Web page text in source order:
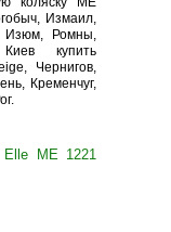
Измаил,
Изюм, Ромны,
купить
Чернигов,
Кременчуг,
Elle ME 1221